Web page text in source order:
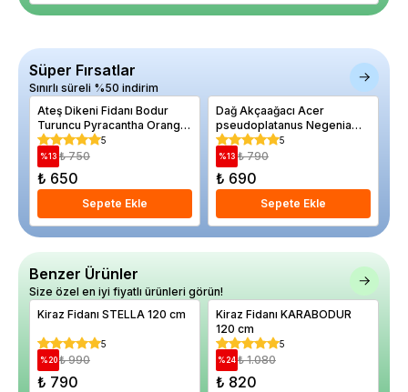
Süper Fırsatlar
Sınırlı süreli %50 indirim
Ateş Dikeni Fidanı Bodur
Turuncu Pyracantha Orange
Glow Saksıda
5
%13 ₺ 750
₺ 650
Sepete Ekle
Dağ Akçaağacı Acer
pseudoplatanus Negenia
120 cm 3 yaş Saksıda
5
%13 ₺ 790
₺ 690
Sepete Ekle
Benzer Ürünler
Size özel en iyi fiyatlı ürünleri görün!
Kiraz Fidanı STELLA 120 cm
5
%20 ₺ 990
₺ 790
Kiraz Fidanı KARABODUR
120 cm
5
%24 ₺ 1.080
₺ 820